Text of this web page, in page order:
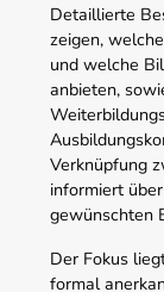
Detaillierte
zeigen,
und welche
anbieten,
Verknüpfung
informiert
gewünschten
Der Fokus
formal